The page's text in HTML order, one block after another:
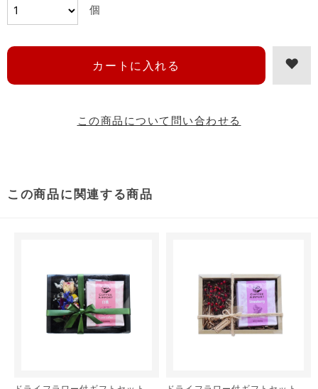
個
この商品について問い合わせる
この商品に関連する商品